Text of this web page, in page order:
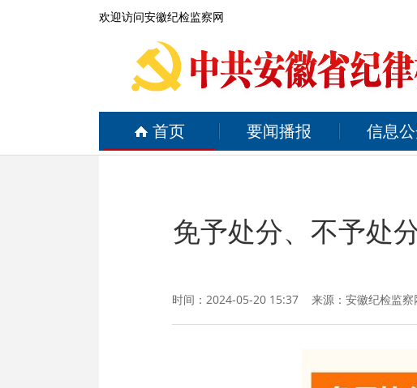
欢迎访问安徽纪检监察网
首页 要闻播报 信息
免予处分、不予处
时间：2024-05-20 15:37 来源：安徽纪检